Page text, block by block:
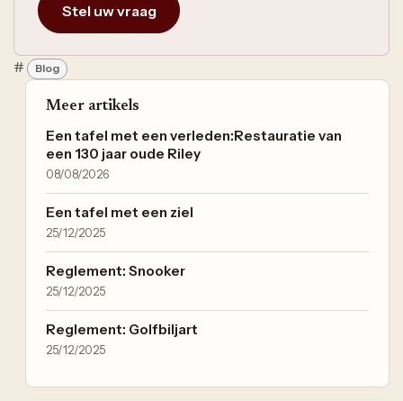
Stel uw vraag
# Blog
Meer artikels
Een tafel met een verleden:Restauratie van
een 130 jaar oude Riley
08/08/2026
Een tafel met een ziel
25/12/2025
Reglement: Snooker
25/12/2025
Reglement: Golfbiljart
25/12/2025